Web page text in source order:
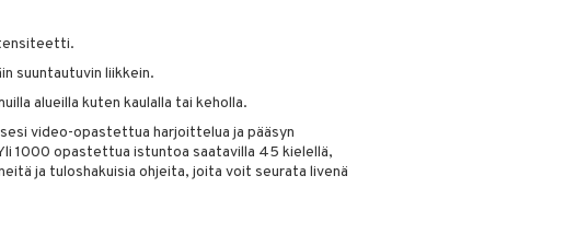
suuntautuvin liikkein.
alueilla kuten kaulalla tai keholla.
video-opastettua harjoittelua ja pääsyn
1000 opastettua istuntoa saatavilla 45 kielellä,
ja tuloshakuisia ohjeita, joita voit seurata livenä